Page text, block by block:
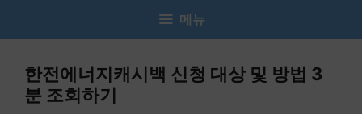
메뉴
한전에너지캐시백 신청 대상 및 방법 3
분 조회하기